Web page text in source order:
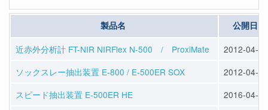
製品名 公開日
近赤外分析計 FT-NIR NIRFlex N-500 / ProxiMate
2012-04-23
ソックスレー抽出装置 E-800 / E-500ER SOX
2012-04-25
スピード抽出装置 E-500ER HE
2016-04-13